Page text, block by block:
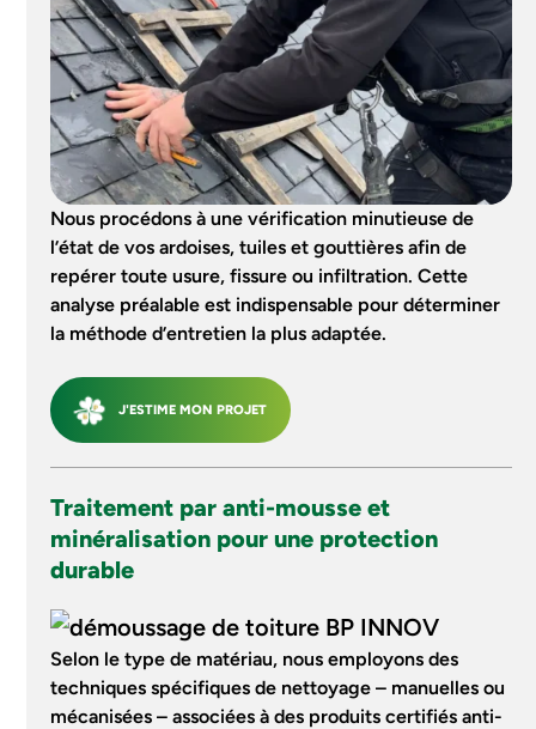
Nous procédons à une vérification minutieuse de
l’état de vos ardoises, tuiles et gouttières afin de
repérer toute usure, fissure ou infiltration. Cette
analyse préalable est indispensable pour déterminer
la méthode d’entretien la plus adaptée.
J'ESTIME MON PROJET
Traitement par anti-mousse et
minéralisation pour une protection
durable
Selon le type de matériau, nous employons des
techniques spécifiques de nettoyage – manuelles ou
mécanisées – associées à des produits certifiés anti-